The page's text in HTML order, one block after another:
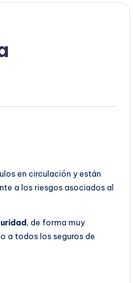
en circulación y están
a los riesgos asociados al
, de forma muy
a todos los seguros de